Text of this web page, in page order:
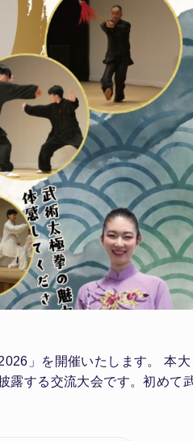
」を開催いたします。 本大
露する交流大会です。初めて